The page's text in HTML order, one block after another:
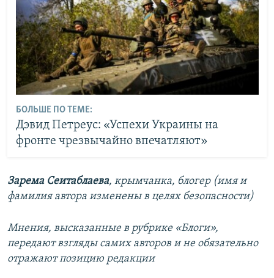
БОЛЬШЕ ПО ТЕМЕ:
Дэвид Петреус: «Успехи Украины на
фронте чрезвычайно впечатляют»
Зарема Сеитаблаева, крымчанка, блогер (имя и
фамилия автора изменены в целях безопасности)
Мнения, высказанные в рубрике «Блоги»,
передают взгляды самих авторов и не обязательно
отражают позицию редакции